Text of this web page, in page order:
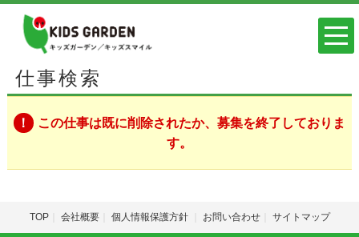
仕事検索
この仕事は既に削除されたか、募集を終了しておりま
す。
TOP 会社概要 個人情報保護方針 お問い合わせ サイトマップ